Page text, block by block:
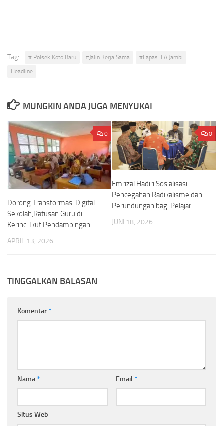
Tag: # Polsek Koto Baru #Jalin Kerja Sama
#Lapas II A Jambi
Headline
MUNGKIN ANDA JUGA MENYUKAI
0
Dorong Transformasi Digital
Sekolah,Ratusan Guru di
Kerinci Ikut Pendampingan
APRIL 13, 2026
0
Emrizal Hadiri Sosialisasi
Pencegahan Radikalisme dan
Perundungan bagi Pelajar
JUNI 18, 2026
TINGGALKAN BALASAN
Komentar*
Nama* Email *
Situs Web